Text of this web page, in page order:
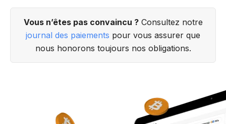
Vous n’êtes pas convaincu ?Consultez notre
journal des paiements pour vous assurer que
nous honorons toujours nos obligations.